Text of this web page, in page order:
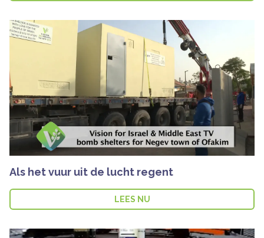
Als het vuur uit de lucht regent
LEES NU